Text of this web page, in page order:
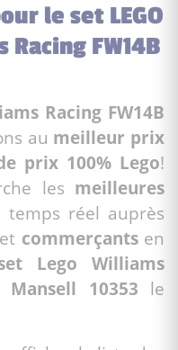
le set LEGO
FW14B
Racing FW14B
au meilleur prix
prix 100% Lego!
les meilleures
temps réel auprès
commerçantsen
Lego Williams
10353 le